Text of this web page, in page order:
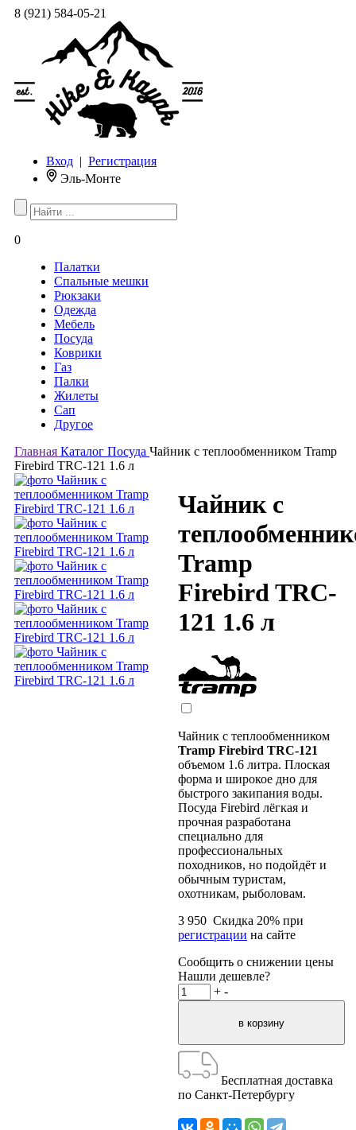
8 (921) 584-05-21
Вход | Регистрация
Эль-Монте
0
Палатки
Спальные мешки
Рюкзаки
Одежда
Мебель
Посуда
Коврики
Газ
Палки
Жилеты
Сап
Другое
Главная Каталог Посуда Чайник с теплообменником Tramp
Firebird TRC-121 1.6 л
Чайник с
Tramp
Firebird TRC-
121 1.6 л
Чайник с теплообменником
Tramp Firebird TRC-121
объемом 1.6 литра. Плоская
форма и широкое дно для
быстрого закипания воды.
Посуда Firebird лёгкая и
прочная разработана
специально для
профессиональных
походников, но подойдёт и
обычным туристам,
охотникам, рыболовам.
3 950 Скидка 20% при
регистрации на сайте
Сообщить о снижении цены
Нашли дешевле?
+ -
Бесплатная доставка
по Санкт-Петербургу